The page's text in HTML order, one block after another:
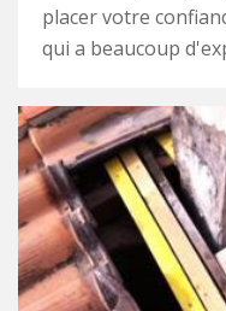
placer votre
qui a beaucoup